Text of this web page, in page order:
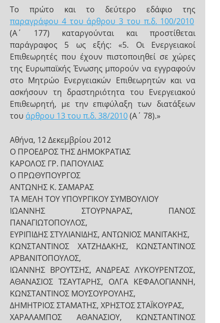
Το πρώτο και το δεύτερο εδάφιο της
παραγράφου 4 του άρθρου 3 του π.δ. 100/2010
(Α΄ 177) καταργούνται και προστίθεται
παράγραφος 5 ως εξής: «5. Οι Ενεργειακοί
Επιθεωρητές που έχουν πιστοποιηθεί σε χώρες
της Ευρωπαϊκής Ένωσης μπορούν να εγγραφούν
στο Μητρώο Ενεργειακών Επιθεωρητών και να
ασκήσουν τη δραστηριότητα του Ενεργειακού
Επιθεωρητή, με την επιφύλαξη των διατάξεων
του άρθρου 13 του π.δ. 38/2010(Α΄ 78).»
Αθήνα, 12 Δεκεμβρίου 2012
Ο ΠΡΟΕΔΡΟΣ ΤΗΣ ΔΗΜΟΚΡΑΤΙΑΣ
ΚΑΡΟΛΟΣ ΓΡ. ΠΑΠΟΥΛΙΑΣ
Ο ΠΡΩΘΥΠΟΥΡΓΟΣ
ΑΝΤΩΝΗΣ Κ. ΣΑΜΑΡΑΣ
ΤΑ ΜΕΛΗ ΤΟΥ ΥΠΟΥΡΓΙΚΟΥ ΣΥΜΒΟΥΛΙΟΥ
ΙΩΑΝΝΗΣ ΣΤΟΥΡΝΑΡΑΣ, ΠΑΝΟΣ
ΠΑΝΑΓΙΩΤΟΠΟΥΛΟΣ,
ΕΥΡΙΠΙΔΗΣ ΣΤΥΛΙΑΝΙΔΗΣ, ΑΝΤΩΝΙΟΣ ΜΑΝΙΤΑΚΗΣ,
ΚΩΝΣΤΑΝΤΙΝΟΣ ΧΑΤΖΗΔΑΚΗΣ, ΚΩΝΣΤΑΝΤΙΝΟΣ
ΑΡΒΑΝΙΤΟΠΟΥΛΟΣ,
ΙΩΑΝΝΗΣ ΒΡΟΥΤΣΗΣ, ΑΝΔΡΕΑΣ ΛΥΚΟΥΡΕΝΤΖΟΣ,
ΑΘΑΝΑΣΙΟΣ ΤΣΑΥΤΑΡΗΣ, ΟΛΓΑ ΚΕΦΑΛΟΓΙΑΝΝΗ,
ΚΩΝΣΤΑΝΤΙΝΟΣ ΜΟΥΣΟΥΡΟΥΛΗΣ,
ΔΗΜΗΤΡΙΟΣ ΣΤΑΜΑΤΗΣ, ΧΡΗΣΤΟΣ ΣΤΑΪΚΟΥΡΑΣ,
ΧΑΡΑΛΑΜΠΟΣ ΑΘΑΝΑΣΙΟΥ, ΚΩΝΣΤΑΝΤΙΝΟΣ